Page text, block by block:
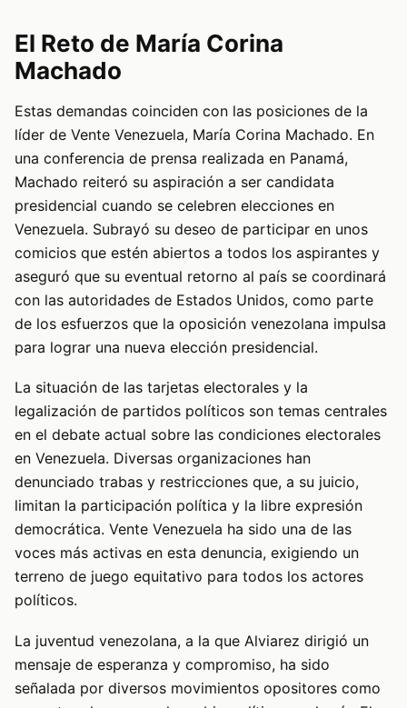
El Reto de María Corina
Machado
Estas demandas coinciden con las posiciones de la
líder de Vente Venezuela, María Corina Machado. En
una conferencia de prensa realizada en Panamá,
Machado reiteró su aspiración a ser candidata
presidencial cuando se celebren elecciones en
Venezuela. Subrayó su deseo de participar en unos
comicios que estén abiertos a todos los aspirantes y
aseguró que su eventual retorno al país se coordinará
con las autoridades de Estados Unidos, como parte
de los esfuerzos que la oposición venezolana impulsa
para lograr una nueva elección presidencial.
La situación de las tarjetas electorales y la
legalización de partidos políticos son temas centrales
en el debate actual sobre las condiciones electorales
en Venezuela. Diversas organizaciones han
denunciado trabas y restricciones que, a su juicio,
limitan la participación política y la libre expresión
democrática. Vente Venezuela ha sido una de las
voces más activas en esta denuncia, exigiendo un
terreno de juego equitativo para todos los actores
políticos.
La juventud venezolana, a la que Alviarez dirigió un
mensaje de esperanza y compromiso, ha sido
señalada por diversos movimientos opositores como